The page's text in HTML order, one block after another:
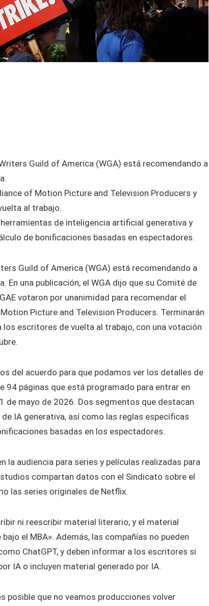
Guild of America (WGA) está recomendando a
of Motion Picture and Television Producers y
al trabajo.
de inteligencia artificial generativa y
de bonificaciones basadas en espectadores.
Guild of America (WGA) está recomendando a
una publicación, el WGA dijo que su Comité de
votaron por unanimidad para recomendar el
Picture and Television Producers. Terminarán
escritores de vuelta al trabajo, con una votación
del acuerdo para que podamos ver los detalles de
94 páginas que está programado para entrar en
de mayo de 2026. Dos segmentos que destacan
IA generativa, así como las reglas específicas
basadas en los espectadores.
la audiencia para series y películas realizadas para
compartan datos con el Sindicato sobre el
las series originales de Netflix.
ni reescribir material literario, y el material
el MBA». Además, las compañías no pueden
ChatGPT, y deben informar a los escritores si
IA o incluyen material generado por IA.
posible que no veamos producciones volver